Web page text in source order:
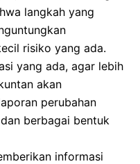
langkah yang
risiko yang ada.
yang ada, agar lebih
akan
perubahan
berbagai bentuk
informasi